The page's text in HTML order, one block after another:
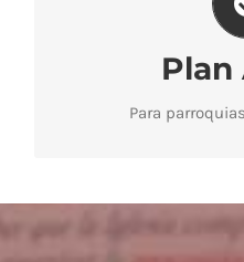
Plan
Para
Todos los
las celebraciones.